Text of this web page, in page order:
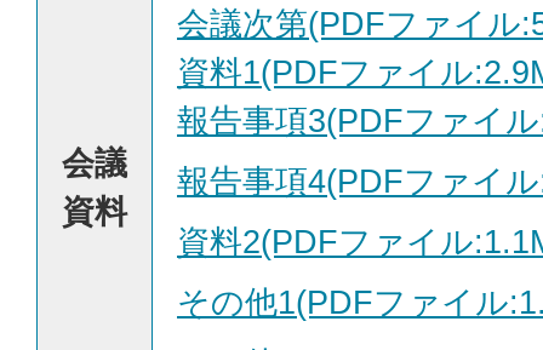
会議
資料
会議次第(PDFファイル
資料1(PDFファイル
報告事項3(PDFファイ
報告事項4(PDFファイ
資料2(PDFファイル
その他1(PDFファイル